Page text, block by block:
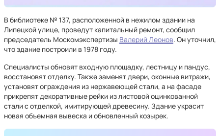
В библиотеке № 137, расположенной в нежилом здании на
Липецкой улице, проведут капитальный ремонт, сообщил
председатель Москомэкспертизы Валерий Леонов. Он уточнил,
что здание построили в 1978 году.
Специалисты обновят входную площадку, лестницу и пандус,
восстановят отделку. Также заменят двери, оконные витражи,
установят ограждения из нержавеющей стали, а на фасаде
прикрепят декоративные рейки из листовой оцинкованной
стали с отделкой, имитирующей древесину. Здание украсит
новая объемная вывеска и обновленный козырек.